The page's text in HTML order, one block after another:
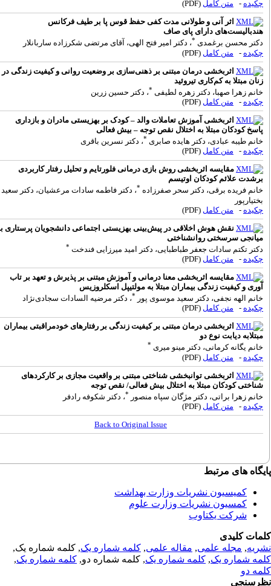
چکیده - متن کامل(PDF)
اثر آنی و طولانی مدت کفی حفظ قوس پا بر طیف فرکانس
هندبالیست‌های دارای پای صاف
دکتر محسن برغمدی ، دکتر امیر فتح الهی، آقای مرتضی شکرزاده ساربانلار
چکیده - متن کامل(PDF)
اثربخشی درمان مبتنی بر ذهنی‌سازی بر وضعیت روانی و کیفیت زندگی در
زنان مبتلا به کم‌کاری تیروئید
خانم زهرا صهبا، دکتر زهره لطیفی ، دکتر حسین زرین
چکیده - متن کامل(PDF)
اثربخشی آموزش تعاملات والد – کودک بر بهزیستی مادران و بازداری
پاسخ کودکان مبتلا به اختلال نقص توجه – بیش فعالی
خانم طیبه عبادی، دکتر هایده صابری ، دکتر نسرین باقری
چکیده - متن کامل(PDF)
مقایسه اثربخشی روش بازی درمانی فلورتایم و تحلیل رفتار کاربردی
برشدت علائم کودکان اوتیسم
خانم فریده برقی، دکتر سحر صفرزاده ، دکتر فاطمه سادات مرعشیان، دکتر سعید
بختیارپور
چکیده - متن کامل(PDF)
نقش هوش اخلاقی در پیش‌بینی بهزیستی اجتماعی دانشجویان پرستاری با
میانجی سرسختی روانشناختی
دکتر تکتم سادات جعفر طباطبایی، دکتر امید میرزایی فندخت
چکیده - متن کامل(PDF)
مقایسه اثربخشی معنا درمانی و آموزش مبتنی بر پذیرش و تعهد بر تاب
آوری و کیفیت زندگی بیماران‌ مبتلا به مولتیپل اسکلروزیس
خانم الهه نجفی، دکتر سعید موسوی پور ، دکتر مرضیه السادات سجادی‌نژاد
چکیده - متن کامل(PDF)
اثربخشی درمان مبتنی بر کیفیت زندگی بر رفتارهای خودمراقبتی بیماران
مبتلابه دیابت نوع دو
خانم یگانه کرمانی، دکتر مینو میری
چکیده - متن کامل(PDF)
اثربخشی توانبخشی شناختی مبتنی بر واقعیت مجازی بر کارکردهای
شناختی کودکان مبتلا به اختلال بیش فعالی/ نقص توجه
خانم زهرا براتی، دکتر مژگان سپاه منصور ، دکتر شکوفه رادفر
چکیده - متن کامل(PDF)
Back to Original Issue
های مرتبط
کمیسیون نشریات وزارت بهداشت
کمسیون نشریات وزارت علوم
شرکت یکتاوب
کلیدی
,مجله علمی, مقاله علمی, کلمه شماره یک, کلمه شماره یک,
شماره یک,کلمه شماره یک, کلمه شماره دو,کلمه شماره یک,
دو